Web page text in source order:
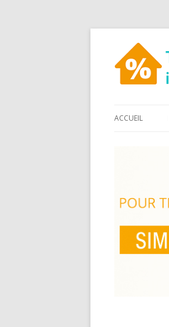
ACCUEIL